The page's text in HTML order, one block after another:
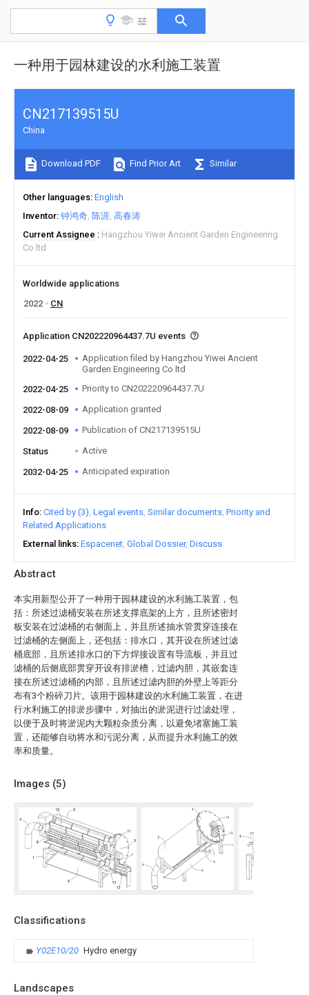
一种用于园林建设的水利施工装置
Abstract
本实用新型公开了一种用于园林建设的水利施工装置，包
括：所述过滤桶安装在所述支撑底架的上方，且所述密封
板安装在过滤桶的右侧面上，并且所述抽水管贯穿连接在
过滤桶的左侧面上，还包括：排水口，其开设在所述过滤
桶底部，且所述排水口的下方焊接设置有导流板，并且过
滤桶的后侧底部贯穿开设有排淤槽，过滤内胆，其嵌套连
接在所述过滤桶的内部，且所述过滤内胆的外壁上等距分
布有3个粉碎刀片。该用于园林建设的水利施工装置，在进
行水利施工的排淤步骤中，对抽出的淤泥进行过滤处理，
以便于及时将淤泥内大颗粒杂质分离，以避免堵塞施工装
置，还能够自动将水和污泥分离，从而提升水利施工的效
率和质量。
Images (5)
Classifications
Y02E10/20 Hydro energy
Landscapes
CN217139515U
China
Download PDF Find Prior Art Similar
Other languages English
Inventor 钟鸿奇 陈涯 高春涛
Current Assignee
Hangzhou Yiwei Ancient Garden Engineering
Co ltd
Worldwide applications
2022
CN
Application CN202220964437.7U events
2022-04-25
Application filed by Hangzhou Yiwei Ancient
Garden Engineering Co ltd
2022-04-25
Priority to CN202220964437.7U
2022-08-09 Application granted
2022-08-09 Publication of CN217139515U
Status Active
2032-04-25 Anticipated expiration
Info Cited by (3) Legal events Similar documents Priority and
Related Applications
External links Espacenet Global Dossier Discuss